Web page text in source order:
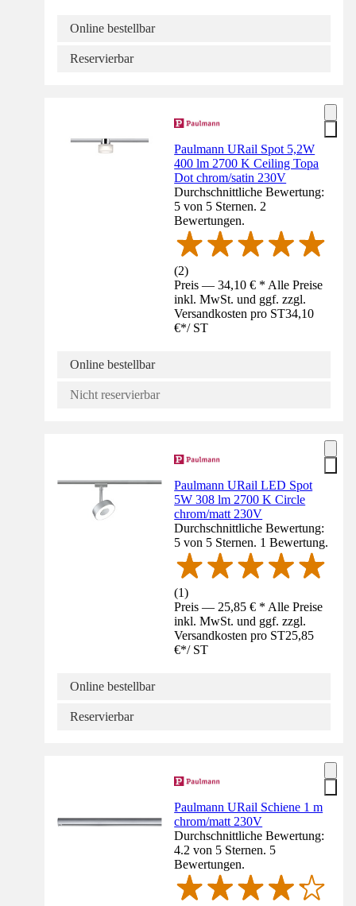
Online bestellbar
Reservierbar
Paulmann URail Spot 5,2W
400 lm 2700 K Ceiling Topa
Dot chrom/satin 230V
Durchschnittliche Bewertung:
5 von 5 Sternen. 2
Bewertungen.
(2)
Preis — 34,10 € * Alle Preise
inkl. MwSt. und ggf. zzgl.
Versandkosten pro ST34,10
€*/ ST
Online bestellbar
Nicht reservierbar
Paulmann URail LED Spot
5W 308 lm 2700 K Circle
chrom/matt 230V
Durchschnittliche Bewertung:
5 von 5 Sternen. 1 Bewertung.
(1)
Preis — 25,85 € * Alle Preise
inkl. MwSt. und ggf. zzgl.
Versandkosten pro ST25,85
€*/ ST
Online bestellbar
Reservierbar
Paulmann URail Schiene 1 m
chrom/matt 230V
Durchschnittliche Bewertung:
4.2 von 5 Sternen. 5
Bewertungen.